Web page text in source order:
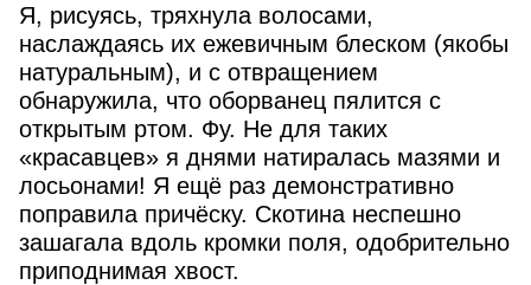
Я, рисуясь, тряхнула волосами,
наслаждаясь их ежевичным блеском (якобы
натуральным), и с отвращением
обнаружила, что оборванец пялится с
открытым ртом. Фу. Не для таких
«красавцев» я днями натиралась мазями и
лосьонами! Я ещё раз демонстративно
поправила причёску. Скотина неспешно
зашагала вдоль кромки поля, одобрительно
приподнимая хвост.